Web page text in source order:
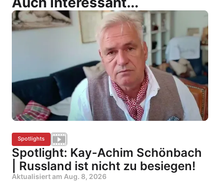
Spotlights
Spotlight: Kay-Achim Schönbach
| Russland ist nicht zu besiegen!
Aktualisiert am Aug. 8, 2026